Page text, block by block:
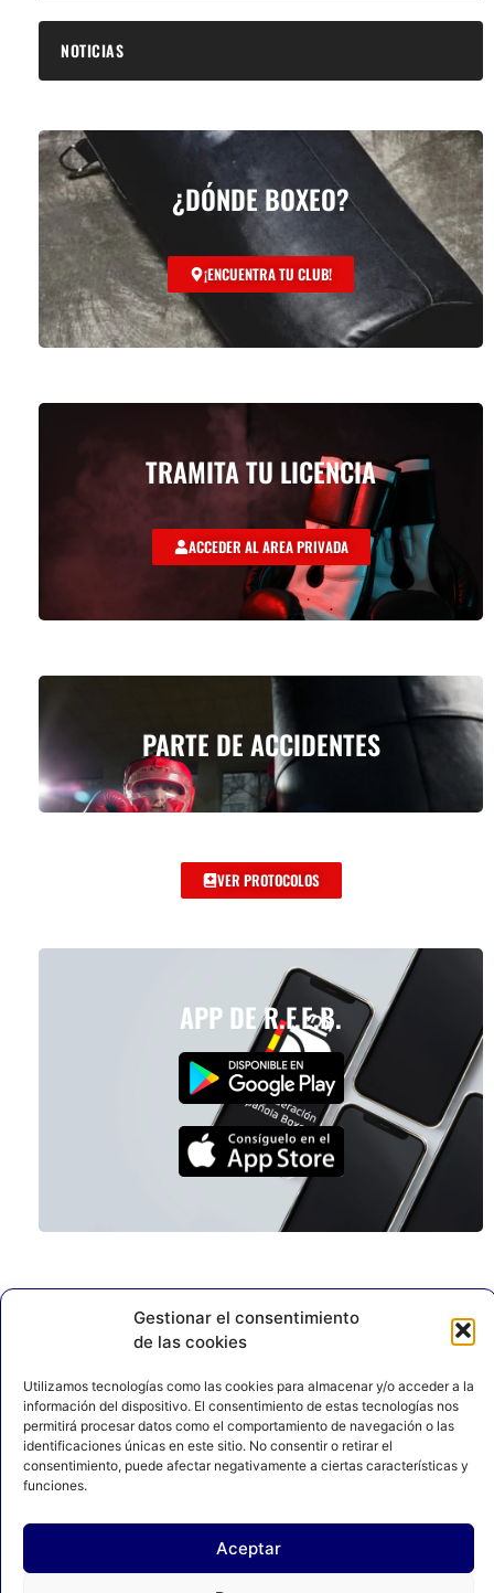
Gestionar el consentimiento
de las cookies
Utilizamos tecnologías como las cookies para almacenar y/o acceder a la
información del dispositivo. El consentimiento de estas tecnologías nos
permitirá procesar datos como el comportamiento de navegación o las
identificaciones únicas en este sitio. No consentir o retirar el
consentimiento, puede afectar negativamente a ciertas características y
funciones.
Aceptar
NOTICIAS
¿DÓNDE BOXEO?
¡ENCUENTRA TU CLUB!
TRAMITA TU LICENCIA
ACCEDER AL AREA PRIVADA
PARTE DE ACCIDENTES
VER PROTOCOLOS
APP DE R.F.E.B.
AVISO LEGAL
POLÍTICA DE PRIVACIDAD
POLÍTICA DE COOKIES